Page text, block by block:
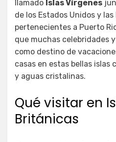
llamado Islas Vírgenes
de los Estados Unidos y
pertenecientes a Puerto
que muchas celebridades
como destino de
casas en estas bellas islas
y aguas cristalinas.
Qué visitar en
Británicas